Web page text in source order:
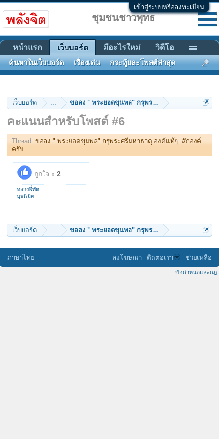
เข้าสู่ระบบหรือลงทะเบียน
เว็บบอร์ด ... ขอลง " พระยอดขุนพล" กรุพระศรีมหาธาตุ องค์แท้ๆ..
คะแนนสำหรับโพสต์ #6
Thread: ขอลง " พระยอดขุนพล" กรุพระศรีมหาธาตุ องค์แท้ๆ..สักองค์
ครับ
ถูกใจ x 2
หลวงพี่ทัต
บุพนิมิต
เว็บบอร์ด ... ขอลง " พระยอดขุนพล" กรุพระศรีมหาธาตุ องค์แท้ๆ..
ชุมชนชาวพุทธ
หน้าแรก เว็บบอร์ด
ค้นหาในเว็บบอร์ด เรื่องเด่น กระทู้และโพสต์ล่าสุด
มีอะไรใหม่ วิดีโอ
ภาษาไทย ลงโฆษณา ติดต่อเรา ช่วยเหลือ
ข้อกำหนดและกฎ